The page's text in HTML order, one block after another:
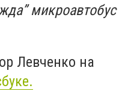
микроавтобус
Левченко на